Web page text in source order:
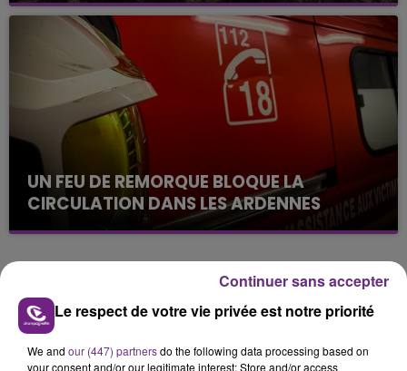
s'est avéré être plus précoce que prévu,
l'inspection du Travail en profite pour rappeler
les conditions de...
UN FEU DE REMORQUE BLOQUE LA
CIRCULATION DANS LES ARDENNES
Un feu de remorque s'est déclaré ce mercredi en
Le respect de votre vie privée est notre priorité
We and our (447) partnersdo the following data processing based on
your consent and/or our legitimate interest: Store and/or access
Continuer sans accepter